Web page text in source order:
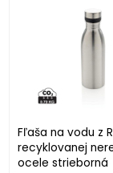
Fľaša na vodu z
recyklovanej
ocele strieborná